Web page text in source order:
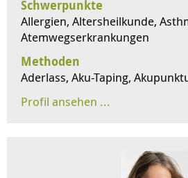
Schwerpunkte
Allergien, Altersheilkunde,
Atemwegserkrankungen
Methoden
Aderlass, Aku-Taping,